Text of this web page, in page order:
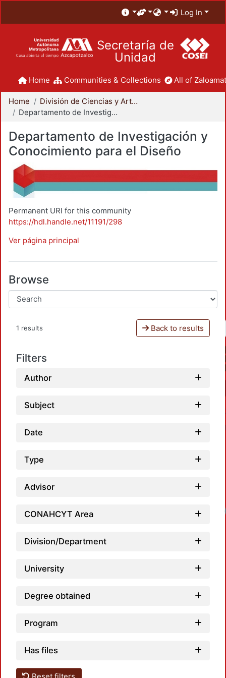
Log In
Secretaría de
Unidad
Home Communities & Collections All of
Home
División de Ciencias y Artes para el Diseño
Departamento de Investigación y Conocimiento para el Diseño
Departamento de Investigación y
Conocimiento para el Diseño
Permanent URI for this community
https://hdl.handle.net/11191/298
Ver página principal
Browse
1 results Back to results
Filters
Author
Subject
Date
Type
Advisor
CONAHCYT Area
Division/Department
University
Degree obtained
Program
Has files